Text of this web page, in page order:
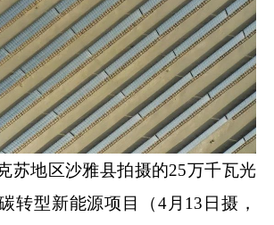
地区沙雅县拍摄的25万千瓦光
转型新能源项目（4月13日摄，